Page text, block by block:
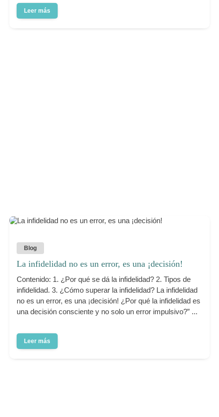
Leer más
Blog
La infidelidad no es un error, es una ¡decisión!
Contenido: 1. ¿Por qué se dá la infidelidad? 2. Tipos de
infidelidad. 3. ¿Cómo superar la infidelidad? La infidelidad
no es un error, es una ¡decisión! ¿Por qué la infidelidad es
una decisión consciente y no solo un error impulsivo?” ...
Leer más